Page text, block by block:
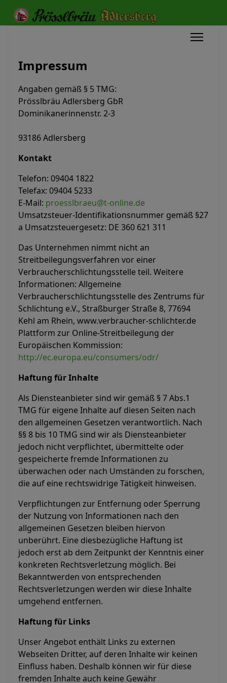
Impressum
Angaben gemäß § 5 TMG:
Prösslbräu Adlersberg GbR
Dominikanerinnenstr. 2-3
93186 Adlersberg
Kontakt
Telefon: 09404 1822
Telefax: 09404 5233
E-Mail: proesslbraeu@t-online.de
Umsatzsteuer-Identifikationsnummer gemäß §27
a Umsatzsteuergesetz: DE 360 621 311
Das Unternehmen nimmt nicht an
Streitbeilegungsverfahren vor einer
Verbraucherschlichtungsstelle teil. Weitere
Informationen: Allgemeine
Verbraucherschlichtungsstelle des Zentrums für
Schlichtung e.V., Straßburger Straße 8, 77694
Kehl am Rhein, www.verbraucher-schlichter.de
Plattform zur Online-Streitbeilegung der
Europäischen Kommission:
http://ec.europa.eu/consumers/odr/
Haftung für Inhalte
Als Diensteanbieter sind wir gemäß § 7 Abs.1
TMG für eigene Inhalte auf diesen Seiten nach
den allgemeinen Gesetzen verantwortlich. Nach
§§ 8 bis 10 TMG sind wir als Diensteanbieter
jedoch nicht verpflichtet, übermittelte oder
gespeicherte fremde Informationen zu
überwachen oder nach Umständen zu forschen,
die auf eine rechtswidrige Tätigkeit hinweisen.
Verpflichtungen zur Entfernung oder Sperrung
der Nutzung von Informationen nach den
allgemeinen Gesetzen bleiben hiervon
unberührt. Eine diesbezügliche Haftung ist
jedoch erst ab dem Zeitpunkt der Kenntnis einer
konkreten Rechtsverletzung möglich. Bei
Bekanntwerden von entsprechenden
Rechtsverletzungen werden wir diese Inhalte
umgehend entfernen.
Haftung für Links
Unser Angebot enthält Links zu externen
Webseiten Dritter, auf deren Inhalte wir keinen
Einfluss haben. Deshalb können wir für diese
fremden Inhalte auch keine Gewähr